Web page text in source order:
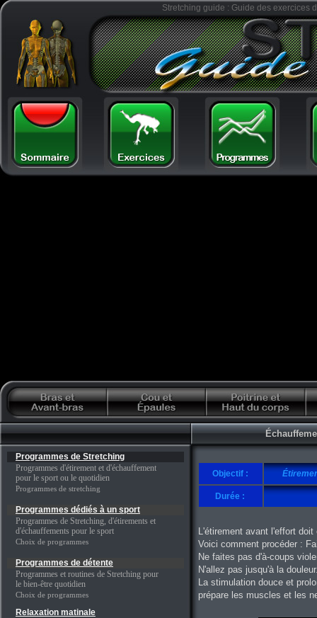
Stretching guide : Guide des exercices
Programmes de Stretching
Programmes d'étirement et d'échauffement
pour le sport ou le quotidien
Programmes de stretching
Programmes dédiés à un sport
Programmes de Stretching, d'étirements et
d'échauffements pour le sport
Choix de programmes
Programmes de détente
Programmes et routines de Stretching pour
le bien-être quotidien
Choix de programmes
Relaxation matinale
Objectif :
Durée :
L'étirement avant l'effort
Voici comment procéder :
Ne faites pas d'à-coups
N'allez pas jusqu'à la
La stimulation douce et
prépare les muscles et les